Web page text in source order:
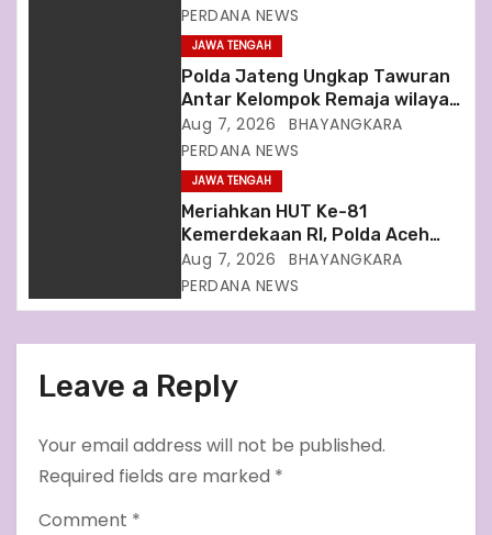
Nur Insani, Kuasa Hukum
Terdakwa Soroti Fakta
Persidangan di PN Demak
PERDANA NEWS
JAWA TENGAH
Polda Jateng Ungkap Tawuran
Antar Kelompok Remaja wilayah
Semarang-Kendal, Empat
Tersangka Ditahan dan 17 DPO
Diburu
Aug 7, 2026
BHAYANGKARA
PERDANA NEWS
JAWA TENGAH
Meriahkan HUT Ke-81
Kemerdekaan RI, Polda Aceh
Gelar Lomba Memasak Nasi
Goreng dan Aneka Minuman
Aug 7, 2026
BHAYANGKARA
PERDANA NEWS
Leave a Reply
Your email address will not be published.
Required fields are marked *
Comment *